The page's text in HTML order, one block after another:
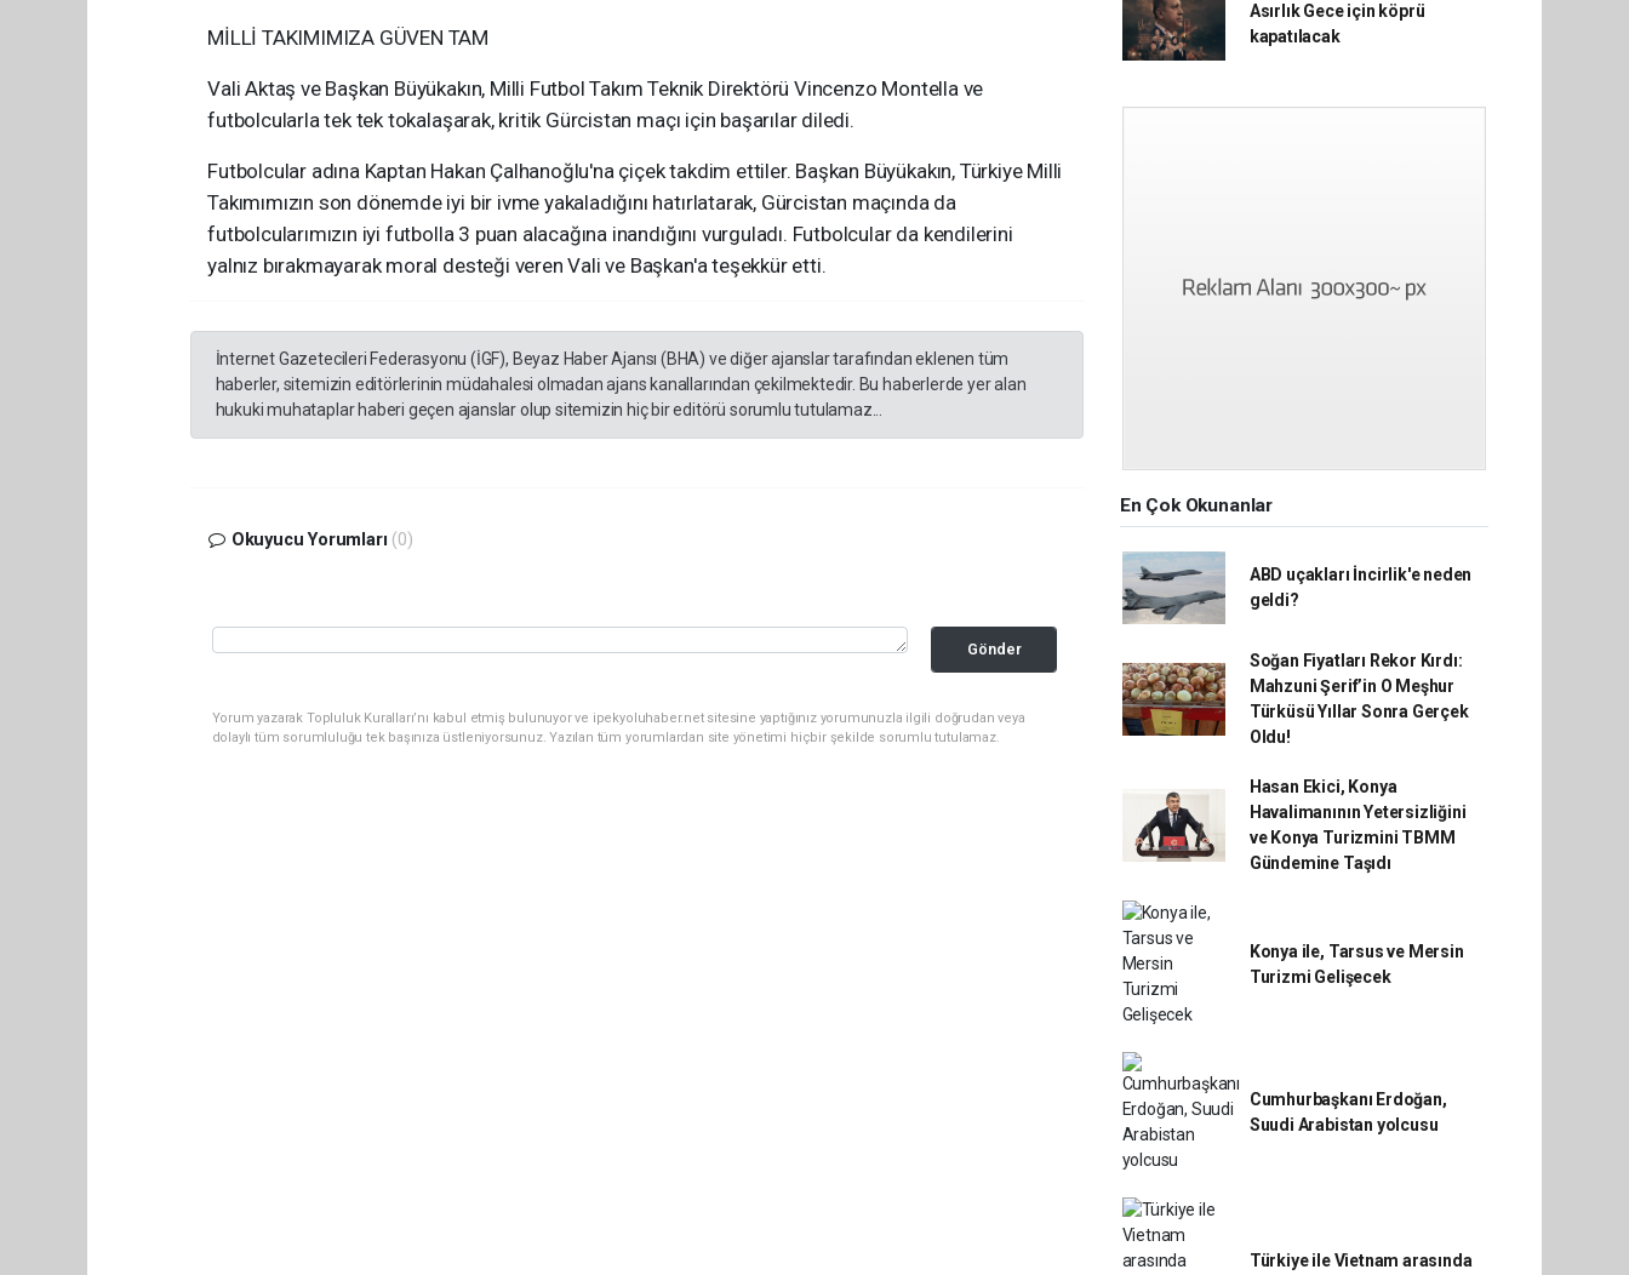
MİLLİ TAKIMIMIZA GÜVEN TAM
Vali Aktaş ve Başkan Büyükakın, Milli Futbol Takım Teknik Direktörü Vincenzo Montella ve
futbolcularla tek tek tokalaşarak, kritik Gürcistan maçı için başarılar diledi.
Futbolcular adına Kaptan Hakan Çalhanoğlu'na çiçek takdim ettiler. Başkan Büyükakın, Türkiye Milli
Takımımızın son dönemde iyi bir ivme yakaladığını hatırlatarak, Gürcistan maçında da
futbolcularımızın iyi futbolla 3 puan alacağına inandığını vurguladı. Futbolcular da kendilerini
yalnız bırakmayarak moral desteği veren Vali ve Başkan'a teşekkür etti.
İnternet Gazetecileri Federasyonu (İGF), Beyaz Haber Ajansı (BHA) ve diğer ajanslar tarafından eklenen tüm
haberler, sitemizin editörlerinin müdahalesi olmadan ajans kanallarından çekilmektedir. Bu haberlerde yer alan
hukuki muhataplar haberi geçen ajanslar olup sitemizin hiç bir editörü sorumlu tutulamaz...
Okuyucu Yorumları (0)
Gönder
Yorum yazarak Topluluk Kuralları’nı kabul etmiş bulunuyor ve ipekyoluhaber.net sitesine yaptığınız yorumunuzla ilgili doğrudan veya
dolaylı tüm sorumluluğu tek başınıza üstleniyorsunuz. Yazılan tüm yorumlardan site yönetimi hiçbir şekilde sorumlu tutulamaz.
Asırlık Gece için köprü
kapatılacak
En Çok Okunanlar
ABD uçakları İncirlik'e neden
geldi?
Soğan Fiyatları Rekor Kırdı:
Mahzuni Şerif’in O Meşhur
Türküsü Yıllar Sonra Gerçek
Oldu!
Hasan Ekici, Konya
Havalimanının Yetersizliğini
ve Konya Turizmini TBMM
Gündemine Taşıdı
Konya ile, Tarsus ve Mersin
Turizmi Gelişecek
Cumhurbaşkanı Erdoğan,
Suudi Arabistan yolcusu
Türkiye ile Vietnam arasında